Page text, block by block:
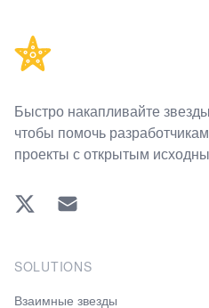
Быстро накапливайте
чтобы помочь
проекты с открытым
Twitter EMAIL
SOLUTIONS
Взаимные звезды